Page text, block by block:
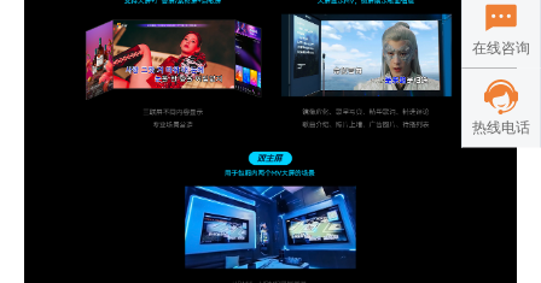
在线咨询
热线电话